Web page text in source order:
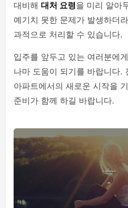
대비해 대처 요령을 미리 알아
예기치 못한 문제가 발생하더
과적으로 처리할 수 있습니다.
입주를 앞두고 있는 여러분에
나마 도움이 되기를 바랍니다.
아파트에서의 새로운 시작을
준비가 함께 하길 바랍니다.